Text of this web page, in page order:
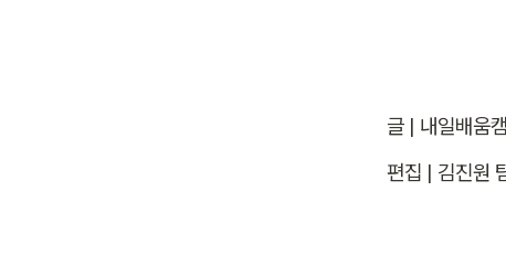
글 | 내일배움
편집 | 김진원